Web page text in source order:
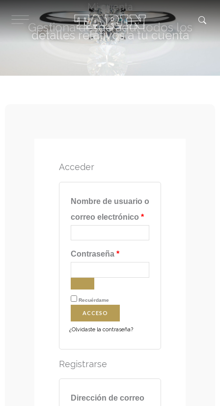
contenido
Mi cuenta
Gestiona desde aquí todos los
detalles relativos a tu cuenta
Acceder
Nombre de usuario o
correo electrónico *
Obligatorio
Contraseña *Obligatorio
Recuérdame
ACCESO
¿Olvidaste la contraseña?
Registrarse
Dirección de correo
Obligatorio